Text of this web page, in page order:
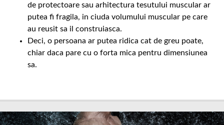
de protectoare sau arhitectura tesutului muscular ar
putea fi fragila, in ciuda volumului muscular pe care
au reusit sa il construiasca.
Deci, o persoana ar putea ridica cat de greu poate,
chiar daca pare cu o forta mica pentru dimensiunea
sa.